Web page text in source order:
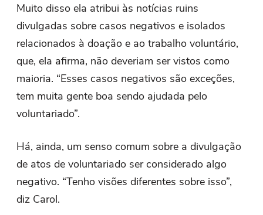
Muito disso ela atribui às notícias ruins
divulgadas sobre casos negativos e isolados
relacionados à doação e ao trabalho voluntário,
que, ela afirma, não deveriam ser vistos como
maioria. “Esses casos negativos são exceções,
tem muita gente boa sendo ajudada pelo
voluntariado”.
Há, ainda, um senso comum sobre a divulgação
de atos de voluntariado ser considerado algo
negativo. “Tenho visões diferentes sobre isso”,
diz Carol.